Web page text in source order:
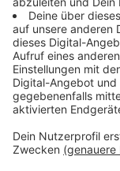
zur
ohne gültigen
Fahrer
werden jetzt
Anzeige